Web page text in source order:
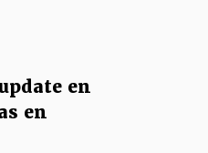
en
en